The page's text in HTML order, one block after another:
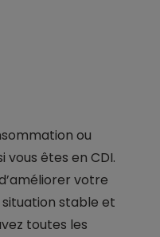
ou
êtes en CDI.
votre
stable et
toutes les